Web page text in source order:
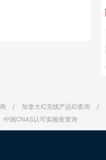
/ 加拿大IC无线产品ID查询 /
中国CNAS认可实验室查询